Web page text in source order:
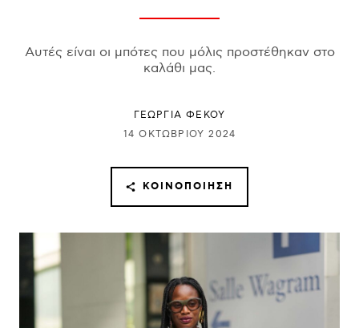
Αυτές είναι οι μπότες που μόλις προστέθηκαν στο
καλάθι μας.
ΓΕΩΡΓΙΑ ΦΕΚΟΥ
14 ΟΚΤΩΒΡΊΟΥ 2024
ΚΟΙΝΟΠΟΊΗΣΗ